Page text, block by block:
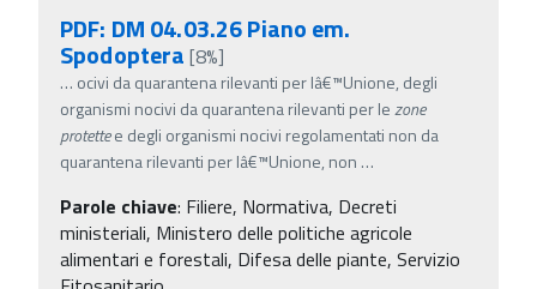
PDF: DM 04.03.26 Piano em.
Spodoptera [8%]
… ocivi da quarantena rilevanti per lâ€™Unione, degli
organismi nocivi da quarantena rilevanti per lezone
protettee degli organismi nocivi regolamentati non da
quarantena rilevanti per lâ€™Unione, non …
Parole chiave: Filiere, Normativa, Decreti
ministeriali, Ministero delle politiche agricole
alimentari e forestali, Difesa delle piante, Servizio